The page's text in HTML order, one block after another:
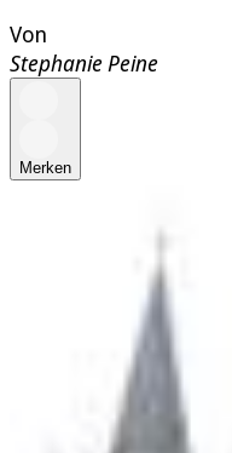
Von
Stephanie Peine
Merken